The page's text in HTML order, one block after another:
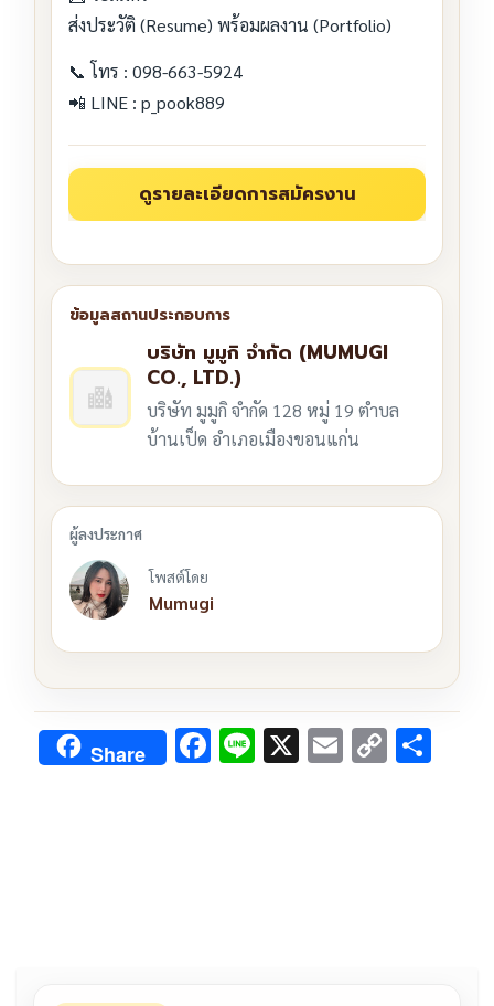
ส่งประวัติ (Resume) พร้อมผลงาน (Portfolio)
📞 โทร : 098-663-5924
📲 LINE : p_pook889
บริษัท มูมูกิ จำกัด (MUMUGI
CO., LTD.)
บริษัท มูมูกิ จำกัด 128 หมู่ 19 ตำบล
บ้านเป็ด อำเภอเมืองขอนแก่น
โพสต์โดย
Mumugi
Share F Li X E C